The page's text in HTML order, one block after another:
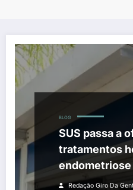
BLOG
SUS passa a
tratamentos
endometriose
Redação Giro Da